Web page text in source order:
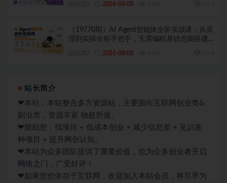
2026-08-08
（19770期）AI Agent智能体全阶实战课；从原
理到实操全程手把手，无需编程基础也能搭建
2026-08-08
站长简介
❤本站：本站整合多方资源站，主要面向互联网创业类&
副业类，资源丰富 物超所值。
❤能助您：找项目 + 低成本创业 + 减少信息差 + 见识各
种项目 + 提升网创认知。
❤本站为众多团队提供了重要价值，也为众多创业者开启
网络之门，广受好评！
❤如果您也依存于互联网，欢迎加入本站会员，将尽早为